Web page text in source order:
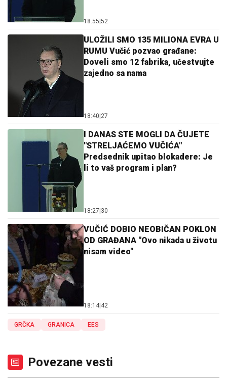
18:55 52
ULOŽILI SMO 135 MILIONA EVRA U
RUMU Vučić pozvao građane:
Doveli smo 12 fabrika, učestvujte
zajedno sa nama
18:40 27
I DANAS STE MOGLI DA ČUJETE
"STRELJAĆEMO VUČIĆA"
Predsednik upitao blokadere: Je
li to vaš program i plan?
18:27 30
VUČIĆ DOBIO NEOBIČAN POKLON
OD GRAĐANA "Ovo nikada u životu
nisam video"
18:14 42
GRČKA GRANICA EES
Povezane vesti